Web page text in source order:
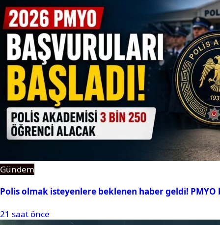
Gündem
Polis olmak isteyenlere beklenen haber geldi! PMYO
21 saat önce